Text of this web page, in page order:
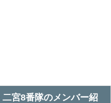
宮8番隊のメンバー紹